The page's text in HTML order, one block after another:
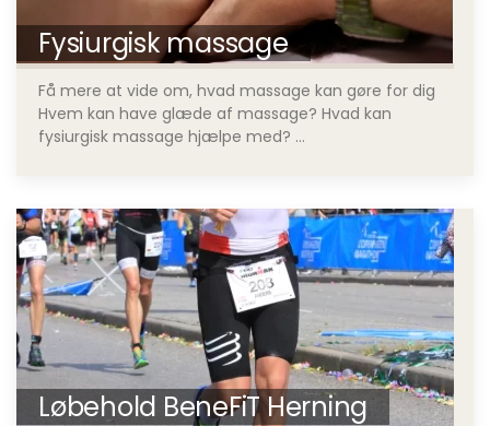
Fysiurgisk massage
Få mere at vide om, hvad massage kan gøre for dig
Hvem kan have glæde af massage? Hvad kan
fysiurgisk massage hjælpe med? ...
Løbehold BeneFiT Herning